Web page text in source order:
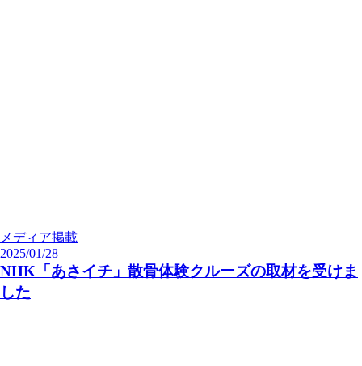
メディア掲載
2025/01/28
NHK「あさイチ」散骨体験クルーズの取材を受けま
した